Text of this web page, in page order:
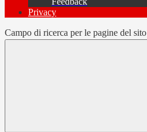
Privacy
Campo di ricerca per le pagine del sito